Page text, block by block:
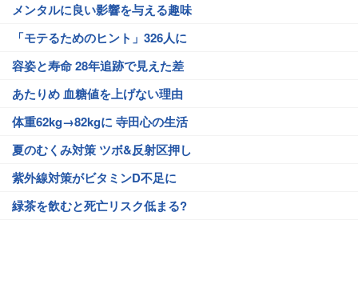
メンタルに良い影響を与える趣味
「モテるためのヒント」326人に
容姿と寿命 28年追跡で見えた差
あたりめ 血糖値を上げない理由
体重62kg→82kgに 寺田心の生活
夏のむくみ対策 ツボ&反射区押し
紫外線対策がビタミンD不足に
緑茶を飲むと死亡リスク低まる?